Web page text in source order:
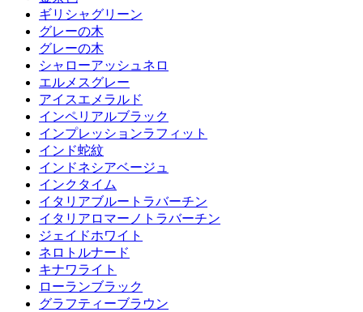
ギリシャグリーン
グレーの木
グレーの木
シャローアッシュネロ
エルメスグレー
アイスエメラルド
インペリアルブラック
インプレッションラフィット
インド蛇紋
インドネシアベージュ
インクタイム
イタリアブルートラバーチン
イタリアロマーノトラバーチン
ジェイドホワイト
ネロトルナード
キナワライト
ローランブラック
グラフティーブラウン